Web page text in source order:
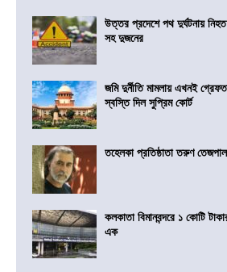
উত্তর প্রদেশে পথ দুর্ঘটনায়
সহ দুজনের
জমি দুর্নীতি মামলায় এখনই
স্বস্তি দিল সুপ্রিম কোর্ট
তহেলকা প্রতিষ্ঠাতা তরুণ
কলকাতা বিমানবন্দরে ১ কোটি
এক